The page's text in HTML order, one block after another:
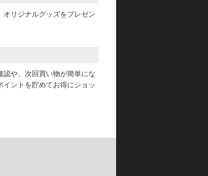
リジナルグッズをプレゼン
認や、次回買い物が簡単にな
ントを貯めてお得にショッ